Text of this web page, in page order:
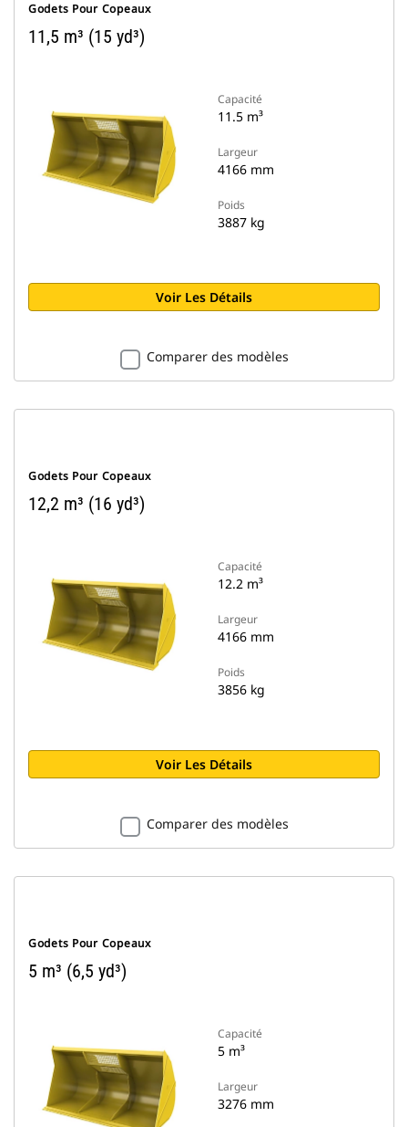
Godets Pour Copeaux
11,5 m³ (15 yd³)
Capacité
11.5 m³
Largeur
4166 mm
Poids
3887 kg
Voir Les Détails
Comparer des modèles
Godets Pour Copeaux
12,2 m³ (16 yd³)
Capacité
12.2 m³
Largeur
4166 mm
Poids
3856 kg
Voir Les Détails
Comparer des modèles
Godets Pour Copeaux
5 m³ (6,5 yd³)
Capacité
5 m³
Largeur
3276 mm